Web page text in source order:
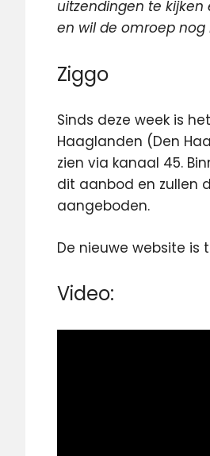
uitzendingen te kijken
en wil de omroep
Ziggo
Sinds deze week is
Haaglanden (Den
zien via kanaal 45.
dit aanbod en zullen
aangeboden.
De nieuwe website is
Video: